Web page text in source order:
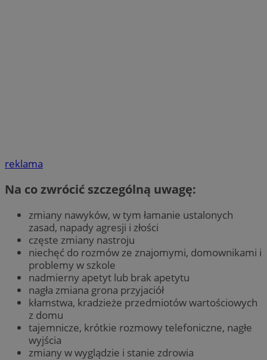
reklama
Na co zwrócić szczególną uwagę:
zmiany nawyków, w tym łamanie ustalonych
zasad, napady agresji i złości
częste zmiany nastroju
niechęć do rozmów ze znajomymi, domownikami i
problemy w szkole
nadmierny apetyt lub brak apetytu
nagła zmiana grona przyjaciół
kłamstwa, kradzieże przedmiotów wartościowych
z domu
tajemnicze, krótkie rozmowy telefoniczne, nagłe
wyjścia
zmiany w wyglądzie i stanie zdrowia